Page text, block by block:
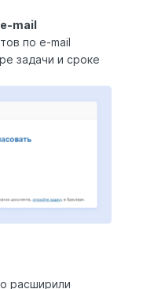
mail
по e-mail
задачи и сроке
расширили